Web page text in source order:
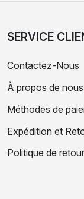
SERVICE
Contactez-Nous
À propos de nous
Méthodes de
Expédition et
Politique de retour